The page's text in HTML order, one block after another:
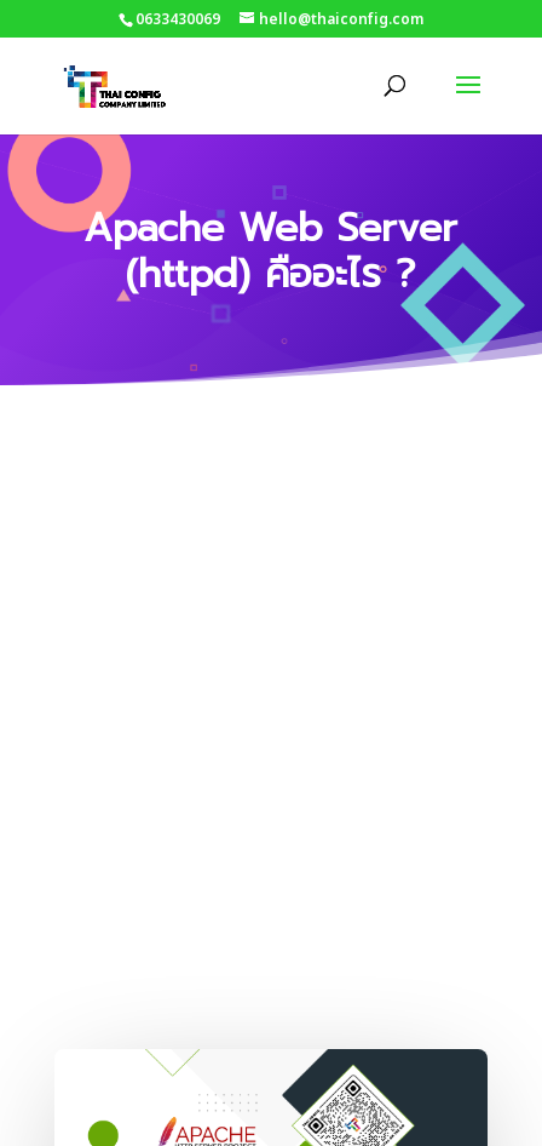
0633430069 hello@thaiconfig.com
Apache Web Server
(httpd) คืออะไร ?